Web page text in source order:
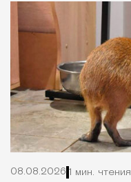
08.08.2026 1 мин. чтения